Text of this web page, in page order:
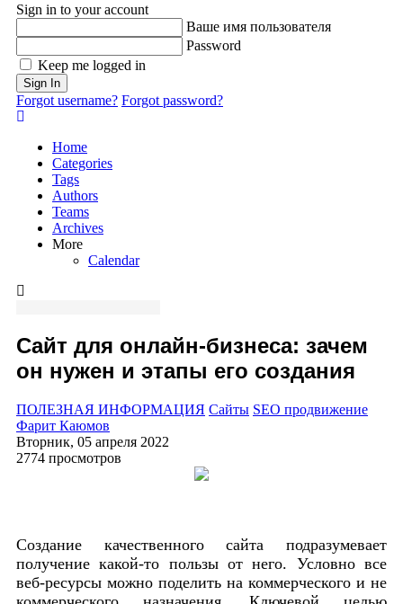
Sign in to your account
Ваше имя пользователя
Password
Keep me logged in
Sign In
Forgot username? Forgot password?
Home
Categories
Tags
Authors
Teams
Archives
More
Calendar
Сайт для онлайн-бизнеса: зачем
он нужен и этапы его создания
ПОЛЕЗНАЯ ИНФОРМАЦИЯ Сайты SEO продвижение
Фарит Каюмов
Вторник, 05 апреля 2022
2774 просмотров
Создание качественного сайта подразумевает
получение какой-то пользы от него. Условно все
веб-ресурсы можно поделить на коммерческого и не